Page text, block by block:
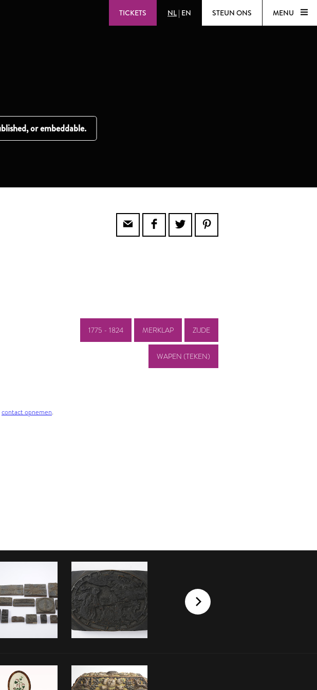
TICKETS NL | EN STEUN ONS MENU
1775 - 1824 MERKLAP ZIJDE
WAPEN (TEKEN)
contact opnemen.